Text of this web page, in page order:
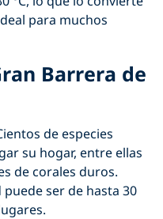
para muchos
Barrera de
de especies
su hogar, entre ellas
de corales duros.
puede ser de hasta 30